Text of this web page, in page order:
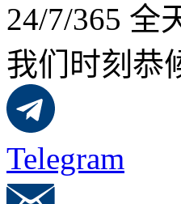
24/7/365 全
我们时刻恭
Telegram